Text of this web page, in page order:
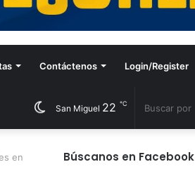
Contáctenos Login/Register
San Miguel 22 ℃
en
Búscanos en Facebook